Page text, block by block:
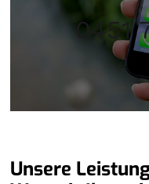
0451
Unsere